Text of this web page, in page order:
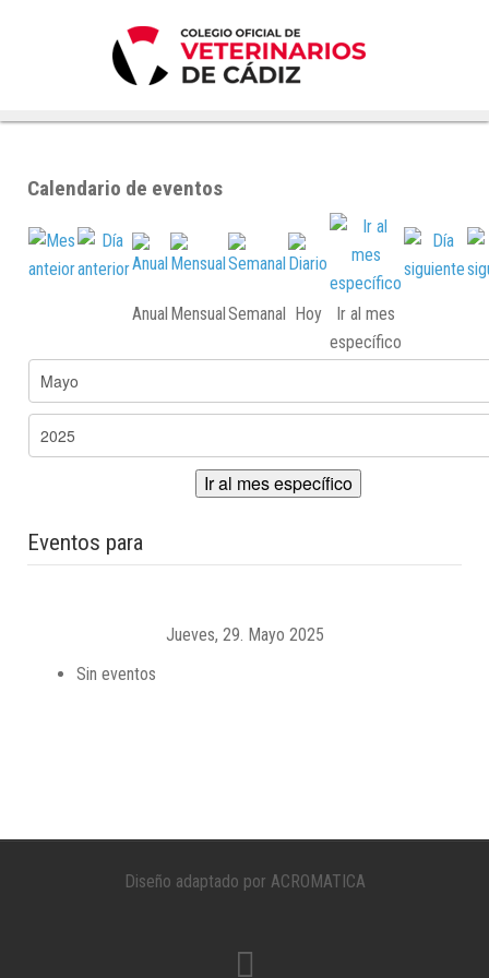
Calendario de eventos
Anual MensualSemanal Hoy
Ir al mes
específico
Ir al mes específico
Eventos para
Jueves, 29. Mayo 2025
Sin eventos
Diseño adaptado por ACROMATICA